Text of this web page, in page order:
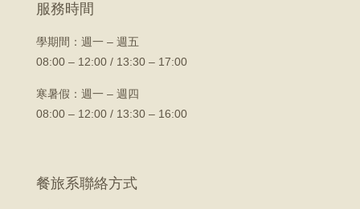
服務時間
學期間： 週一 – 週五
08:00 – 12:00 / 13:30 – 17:00
寒暑假：週一 – 週四
08:00 – 12:00 / 13:30 – 16:00
餐旅系聯絡方式